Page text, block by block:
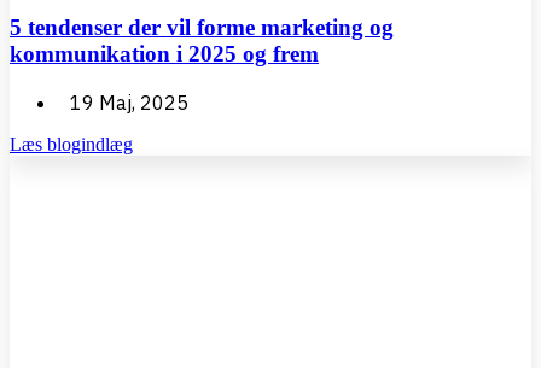
5 tendenser der vil forme marketing og
kommunikation i 2025 og frem
19 Maj, 2025
Læs blogindlæg